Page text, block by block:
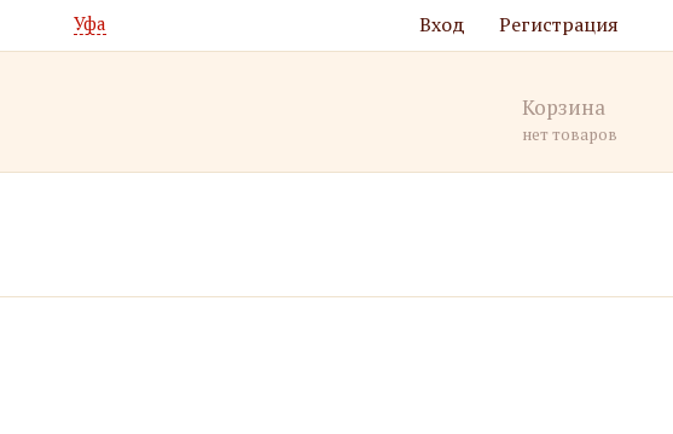
Уфа Вход Регистрация
Корзина
нет товаров